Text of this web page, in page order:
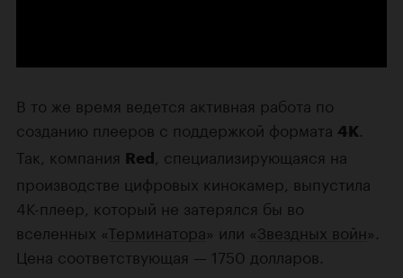
В то же время ведется активная работа по
созданию плееров с поддержкой формата 4K
Так, компания Red , специализирующаяся на
производстве цифровых кинокамер, выпустила
4К-плеер, который не затерялся бы во
вселенных «Терминатора» или «Звездных войн».
Цена соответствующая — 1750 долларов.